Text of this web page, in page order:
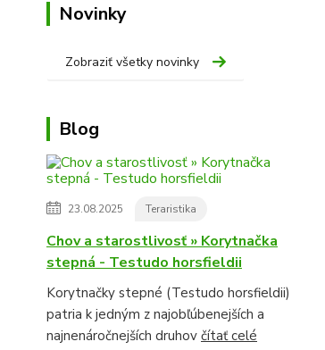
Novinky
Zobraziť všetky novinky
Blog
23.08.2025 Teraristika
Chov a starostlivosť » Korytnačka
stepná - Testudo horsfieldii
Korytnačky stepné (Testudo horsfieldii)
patria k jedným z najobľúbenejších a
najnenáročnejších druhov čítať celé